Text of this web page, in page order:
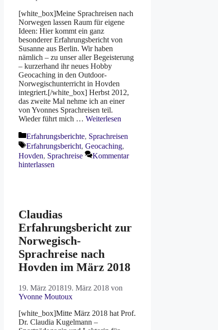
[white_box]Meine Sprachreisen nach
Norwegen lassen Raum für eigene
Ideen: Hier kommt ein ganz
besonderer Erfahrungsbericht von
Susanne aus Berlin. Wir haben
nämlich – zu unser aller Begeisterung
– kurzerhand ihr neues Hobby
Geocaching in den Outdoor-
Norwegischunterricht in Hovden
integriert.[/white_box] Herbst 2012,
das zweite Mal nehme ich an einer
von Yvonnes Sprachreisen teil.
Wieder führt mich … Weiterlesen
Kategorien
Erfahrungsberichte, Sprachreisen
Schlagwörter
Erfahrungsbericht, Geocaching,
Hovden, Sprachreise
Kommentar
hinterlassen
Claudias
Erfahrungsbericht zur
Norwegisch-
Sprachreise nach
Hovden im März 2018
19. März 201819. März 2018 von
Yvonne Moutoux
[white_box]Mitte März 2018 hat Prof.
Dr. Claudia Kugelmann –